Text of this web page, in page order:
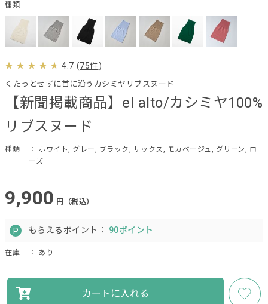
【新聞掲載商品】el alto/カシミヤ100%
リブスヌード
くたっとせずに首に沿うカシミヤリブスヌード
種類
： ホワイト, グレー, ブラック, サックス, モカベージュ, グリーン, ロ
ーズ
4.7 (75件)
9,900 円（税込）
もらえるポイント： 90ポイント
在庫 ： あり
カートに入れる
種類